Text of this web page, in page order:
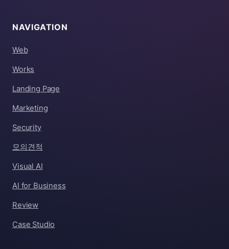
NAVIGATION
Web
Works
Landing Page
Marketing
Security
모의견적
Visual AI
AI for Business
Review
Case Studio